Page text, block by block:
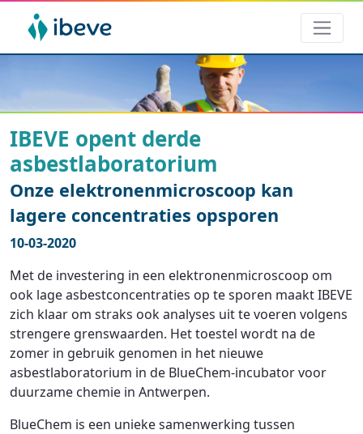
IBEVE opent derde
asbestlaboratorium
Onze elektronenmicroscoop kan
lagere concentraties opsporen
10-03-2020
Met de investering in een elektronenmicroscoop om
ook lage asbestconcentraties op te sporen maakt IBEVE
zich klaar om straks ook analyses uit te voeren volgens
strengere grenswaarden. Het toestel wordt na de
zomer in gebruik genomen in het nieuwe
asbestlaboratorium in de BlueChem-incubator voor
duurzame chemie in Antwerpen.
BlueChem is een unieke samenwerking tussen